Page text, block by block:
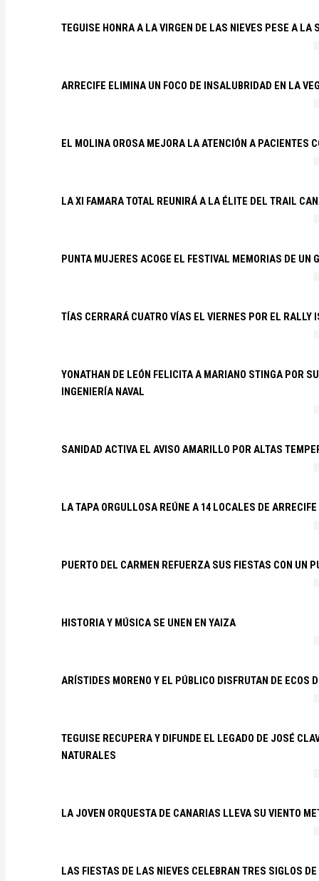
TEGUISE HONRA A LA VIRGEN DE LAS NIEVES PESE A LA
ARRECIFE ELIMINA UN FOCO DE INSALUBRIDAD EN LA
EL MOLINA OROSA MEJORA LA ATENCIÓN A PACIENTES
LA XI FAMARA TOTAL REUNIRÁ A LA ÉLITE DEL TRAIL
PUNTA MUJERES ACOGE EL FESTIVAL MEMORIAS DE UN
TÍAS CERRARÁ CUATRO VÍAS EL VIERNES POR EL RALLY
YONATHAN DE LEÓN FELICITA A MARIANO STINGA POR
INGENIERÍA NAVAL
SANIDAD ACTIVA EL AVISO AMARILLO POR ALTAS
LA TAPA ORGULLOSA REÚNE A 14 LOCALES DE ARRECIFE
PUERTO DEL CARMEN REFUERZA SUS FIESTAS CON UN
HISTORIA Y MÚSICA SE UNEN EN YAIZA
ARÍSTIDES MORENO Y EL PÚBLICO DISFRUTAN DE ECOS
TEGUISE RECUPERA Y DIFUNDE EL LEGADO DE JOSÉ
NATURALES
LA JOVEN ORQUESTA DE CANARIAS LLEVA SU VIENTO
LAS FIESTAS DE LAS NIEVES CELEBRAN TRES SIGLOS